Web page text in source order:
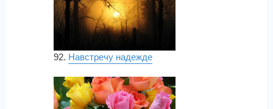
92. Навстречу надежде